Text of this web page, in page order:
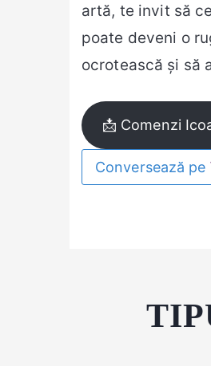
artă, te invit să
poate deveni o
ocrotească și să
📩 Comenzi
Conversează pe